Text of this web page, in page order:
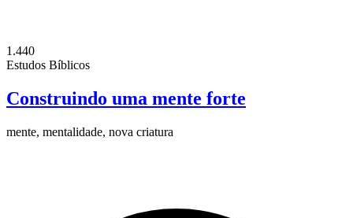
1.440
Estudos Bíblicos
Construindo uma mente forte
mente, mentalidade, nova criatura